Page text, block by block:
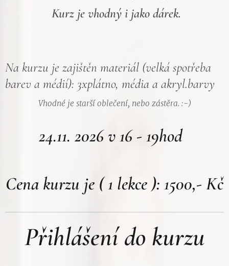
Kurz je vhodný i jako dárek.
Na kurzu je zajištěn materiál (velká spotřeba
barev a médií): 3xplátno, média a akryl.barvy
Vhodné je starší oblečení, nebo zástěra. :-)
24.11. 2026 v 16 - 19hod
Cena kurzu je ( 1 lekce ): 1500,- Kč
Přihlášení do kurzu